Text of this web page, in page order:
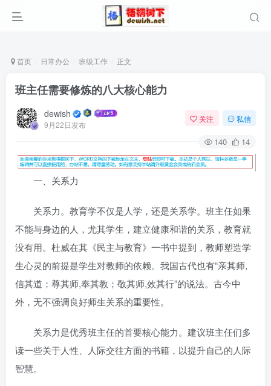
首页 日常办公 班级工作 正文
班主任需要修炼的八大核心能力
dewish
9月22日发布
关注 私信
140 14
一、关系力
关系力。教育学不仅是人学，还是关系学。班主任如果
不能与身边的人，尤其学生，建立健康和谐的关系，教育就
没有用。杜威在其《民主与教育》一书中提到，教师塑造学
生心灵的前提是学生对教师的依赖。我国古代也有“亲其师,
信其道；尊其师,奉其教；敬其师,效其行”的说法。古今中
外，无不强调良好师生关系的重要性。
关系力是优秀班主任的首要核心能力。建议班主任们多
读一些关于人性、人际交往方面的书籍，以提升自己的人际
智慧。